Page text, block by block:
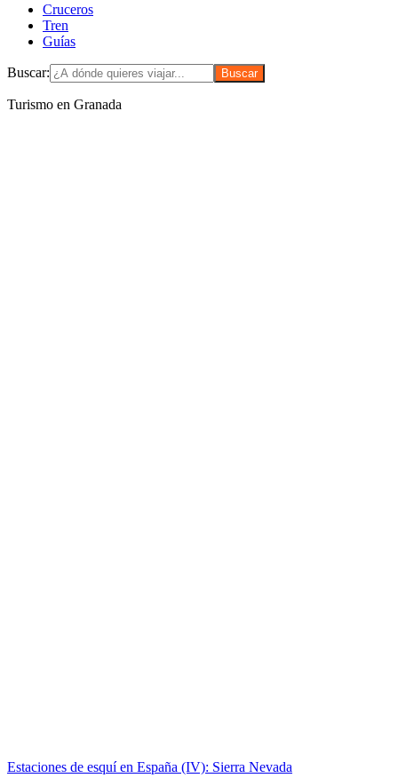
Cruceros
Tren
Guías
Buscar:
Turismo en Granada
Estaciones de esquí en España (IV): Sierra Nevada